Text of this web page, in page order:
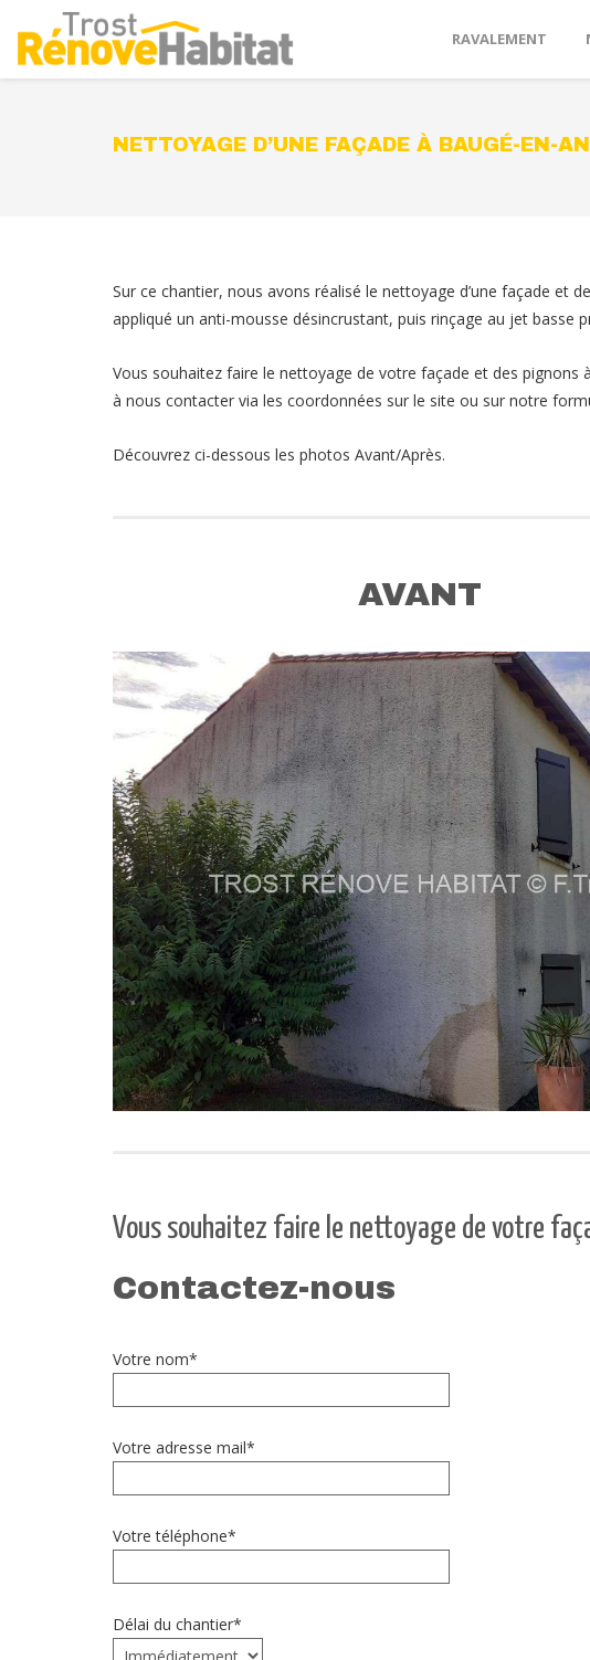
RAVALEMENT
NETTOYAGE D’UNE FAÇADE À BAUGÉ-EN-
Sur ce chantier, nous avons réalisé le nettoyage d’une façade et
appliqué un anti-mousse désincrustant, puis rinçage au jet basse
Vous souhaitez faire le nettoyage de votre façade et des pignons
à nous contacter via les coordonnées sur le site ou sur notre
Découvrez ci-dessous les photos Avant/Après.
AVANT
Vous souhaitez faire le nettoyage de votre
Contactez-nous
Votre nom*
Votre adresse mail*
Votre téléphone*
Délai du chantier*